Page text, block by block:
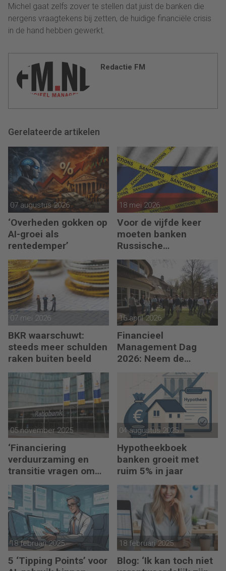
Michel gaat zelfs zover te stellen dat juist de banken die
nergens vraagtekens bij zetten, de huidige financiële crisis
in de hand hebben gewerkt.
Redactie FM
Gerelateerde artikelen
07 augustus 2026
‘Overheden gokken op
AI-groei als
rentedemper’
18 mei 2026
Voor de vijfde keer
moeten banken
Russische
bankgegoeden
melden
07 mei 2026
BKR waarschuwt:
steeds meer schulden
raken buiten beeld
16 april 2026
Financieel
Management Dag
2026: Neem de
toekomst in eigen
05 november 2025
‘Financiering
verduurzaming en
transitie vragen om
minder regels’
04 augustus 2025
Hypotheekboek
banken groeit met
ruim 5% in jaar
18 februari 2025
5 ‘Tipping Points’ voor
18 februari 2025
Blog: ‘Ik kan toch niet